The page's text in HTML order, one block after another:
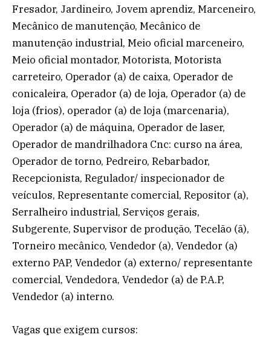
Fresador, Jardineiro, Jovem aprendiz, Marceneiro,
Mecânico de manutenção, Mecânico de
manutenção industrial, Meio oficial marceneiro,
Meio oficial montador, Motorista, Motorista
carreteiro, Operador (a) de caixa, Operador de
conicaleira, Operador (a) de loja, Operador (a) de
loja (frios), operador (a) de loja (marcenaria),
Operador (a) de máquina, Operador de laser,
Operador de mandrilhadora Cnc: curso na área,
Operador de torno, Pedreiro, Rebarbador,
Recepcionista, Regulador/ inspecionador de
veículos, Representante comercial, Repositor (a),
Serralheiro industrial, Serviços gerais,
Subgerente, Supervisor de produção, Tecelão (ã),
Torneiro mecânico, Vendedor (a), Vendedor (a)
externo PAP, Vendedor (a) externo/ representante
comercial, Vendedora, Vendedor (a) de P.A.P,
Vendedor (a) interno.
Vagas que exigem cursos: